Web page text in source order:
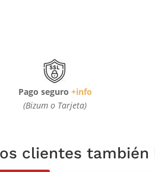
Pago seguro +info
(Bizum o Tarjeta)
clientes también